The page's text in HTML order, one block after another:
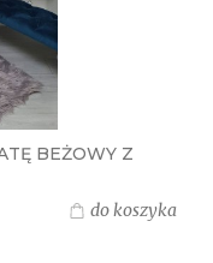
do koszyka